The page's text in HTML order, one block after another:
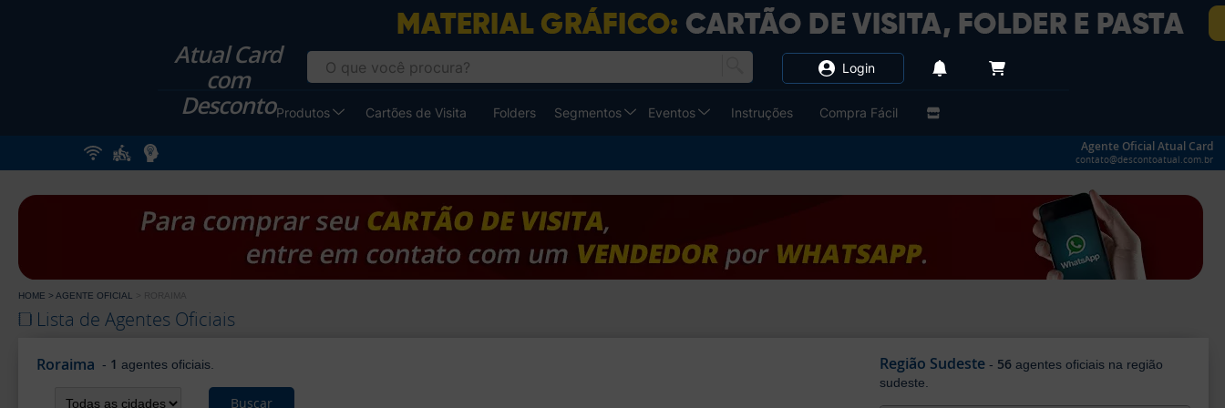
Atual Card
com
DescontoProdutos Cartões de Visita Folders Segmentos Eventos Instruções Compra Fácil
Login
Agente Oficial Atual Card
contato@descontoatual.com.br
HOME AGENTE OFICIAL RORAIMA
Lista de Agentes Oficiais
Roraima - 1 agentes oficiais.
Buscar
Região Sudeste- 56 agentes oficiais na região
sudeste.